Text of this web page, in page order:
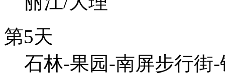
第5天
石林-果园-南屏步行街